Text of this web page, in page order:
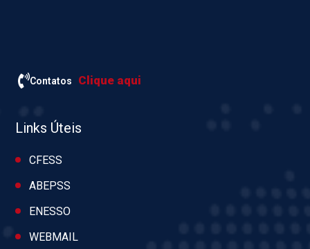
Contatos Clique aqui
Links Úteis
CFESS
ABEPSS
ENESSO
WEBMAIL